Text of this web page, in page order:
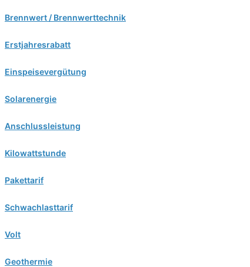
Brennwert / Brennwerttechnik
Erstjahresrabatt
Einspeisevergütung
Solarenergie
Anschlussleistung
Kilowattstunde
Pakettarif
Schwachlasttarif
Volt
Geothermie